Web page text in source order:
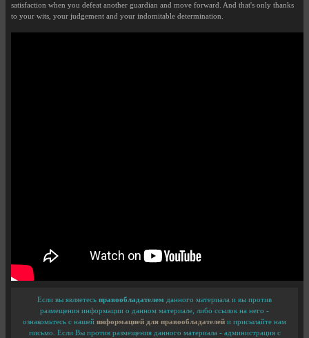
satisfaction when you defeat another guardian and move forward. And that's only thanks
to your wits, your judgement and your indomitable determination.
Если вы являетесь правообладателем данного материала и вы против
размещения информации о данном материале, либо ссылок на него -
ознакомьтесь с нашей информацией для правообладателей и присылайте нам
письмо. Если Вы против размещения данного материала - администрация с